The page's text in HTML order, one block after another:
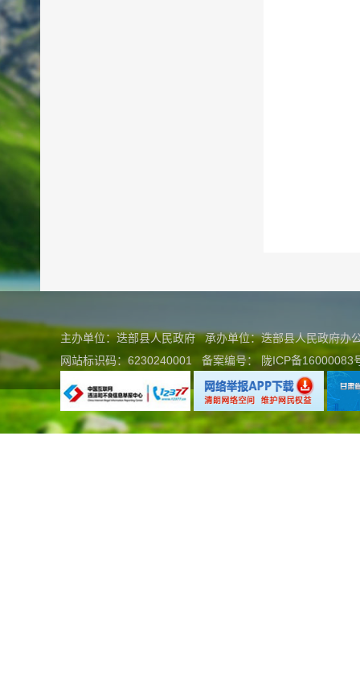
主办单位：迭部县人民政府 承办单位：迭部县人民政府
网站标识码：6230240001
备案编号： 陇ICP备16000083